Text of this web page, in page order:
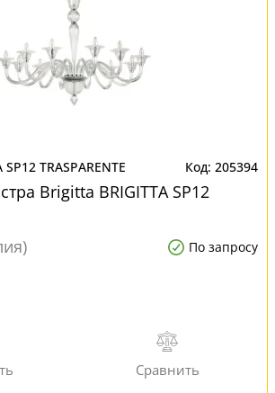
SP12 TRASPARENTE 205394
Brigitta BRIGITTA SP12
По запросу